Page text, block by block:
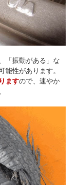
「振動がある」な
能性があります。
ますので、速やか